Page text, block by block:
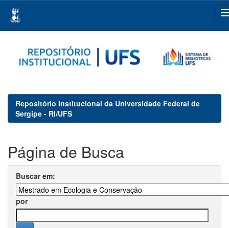
navigation
Repositório Institucional da Universidade Federal de
Sergipe - RI/UFS
Página de Busca
Buscar em:
por